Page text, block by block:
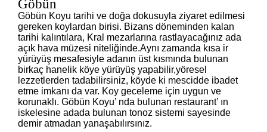
Göbün
Göbün Koyu tarihi ve doğa dokusuyla ziyaret edilmesi
gereken koylardan birisi. Bizans döneminden kalan
tarihi kalıntılara, Kral mezarlarına rastlayacağınız ada
açık hava müzesi niteliğinde.Aynı zamanda kısa ir
yürüyüş mesafesiyle adanın üst kısmında bulunan
birkaç hanelik köye yürüyüş yapabilir,yöresel
lezzetlerden tadabilirsiniz, köyde ki mescidde ibadet
etme imkanı da var. Koy geceleme için uygun ve
korunaklı. Göbün Koyu’ nda bulunan restaurant’ ın
iskelesine adada bulunan tonoz sistemi sayesinde
demir atmadan yanaşabılırsınız.